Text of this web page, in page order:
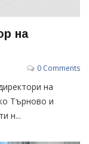
на
0 Comments
на
Търново и
н...